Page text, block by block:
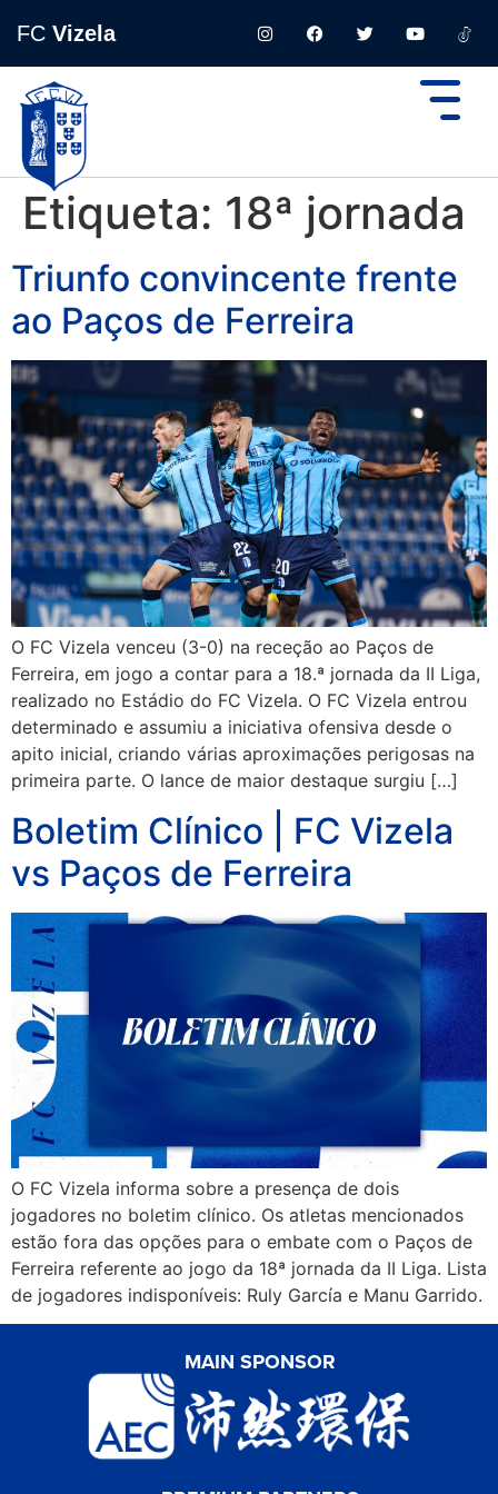
FC Vizela
Etiqueta: 18ª jornada
Triunfo convincente frente
ao Paços de Ferreira
O FC Vizela venceu (3-0) na receção ao Paços de
Ferreira, em jogo a contar para a 18.ª jornada da II Liga,
realizado no Estádio do FC Vizela. O FC Vizela entrou
determinado e assumiu a iniciativa ofensiva desde o
apito inicial, criando várias aproximações perigosas na
primeira parte. O lance de maior destaque surgiu […]
Boletim Clínico | FC Vizela
vs Paços de Ferreira
O FC Vizela informa sobre a presença de dois
jogadores no boletim clínico. Os atletas mencionados
estão fora das opções para o embate com o Paços de
Ferreira referente ao jogo da 18ª jornada da II Liga. Lista
de jogadores indisponíveis: Ruly García e Manu Garrido.
MAIN SPONSOR